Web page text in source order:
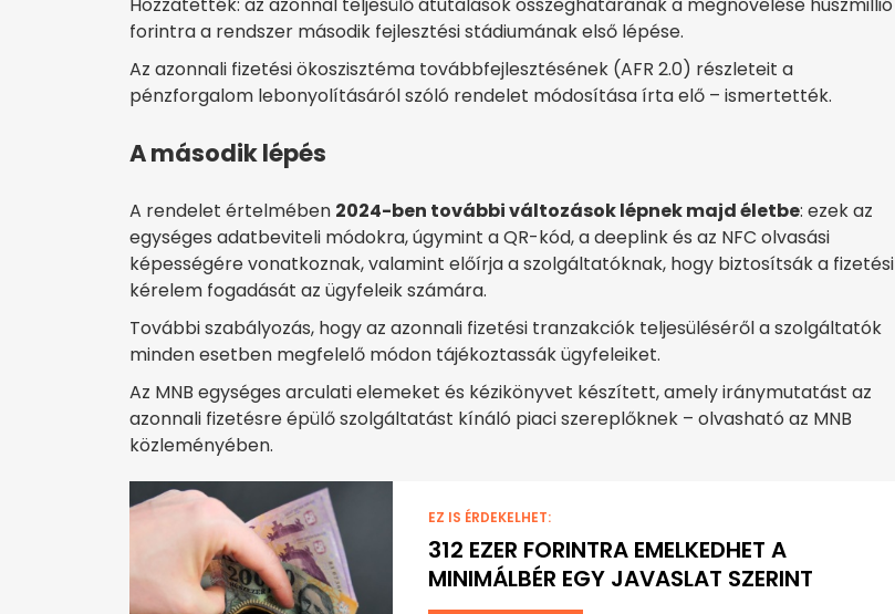
forintra a rendszer második fejlesztési stádiumának első lépése.
Az azonnali fizetési ökoszisztéma továbbfejlesztésének (AFR 2.0) részleteit a
pénzforgalom lebonyolításáról szóló rendelet módosítása írta elő – ismertették.
A második lépés
A rendelet értelmében 2024-ben további változások lépnek majd életbe: ezek az
egységes adatbeviteli módokra, úgymint a QR-kód, a deeplink és az NFC olvasási
képességére vonatkoznak, valamint előírja a szolgáltatóknak, hogy biztosítsák a fizetési
kérelem fogadását az ügyfeleik számára.
További szabályozás, hogy az azonnali fizetési tranzakciók teljesüléséről a szolgáltatók
minden esetben megfelelő módon tájékoztassák ügyfeleiket.
Az MNB egységes arculati elemeket és kézikönyvet készített, amely iránymutatást az
azonnali fizetésre épülő szolgáltatást kínáló piaci szereplőknek – olvasható az MNB
közleményében.
EZ IS ÉRDEKELHET:
312 EZER FORINTRA EMELKEDHET A
MINIMÁLBÉR EGY JAVASLAT SZERINT